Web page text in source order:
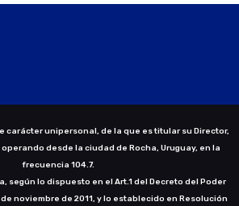
carácter unipersonal, de la que es titular su Director,
operando desde la ciudad de Rocha, Uruguay, en la
frecuencia 104.7.
según lo dispuesto en el Art.1 del Decreto del Poder
de noviembre de 2011, y lo establecido en Resolución